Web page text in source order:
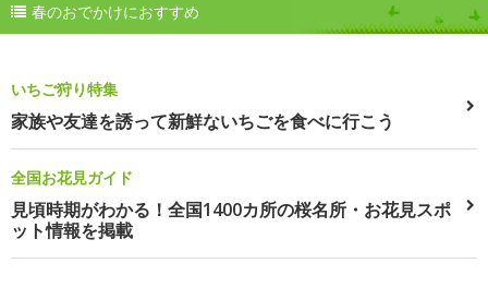
春のおでかけにおすすめ
いちご狩り特集
家族や友達を誘って新鮮ないちごを食べに行こう
全国お花見ガイド
見頃時期がわかる！全国1400カ所の桜名所・お花見スポ
ット情報を掲載